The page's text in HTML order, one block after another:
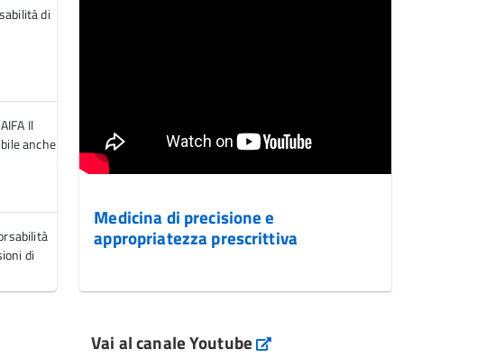
di
Il
anche
di
europei
Medicina di precisione e
appropriatezza prescrittiva
Vai al canale Youtube